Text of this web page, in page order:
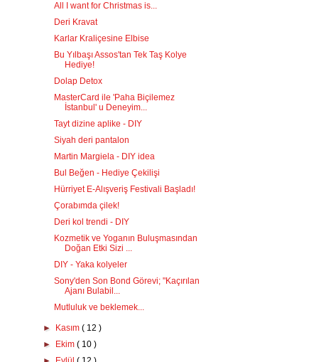
All I want for Christmas is...
Deri Kravat
Karlar Kraliçesine Elbise
Bu Yılbaşı Assos'tan Tek Taş Kolye
Hediye!
Dolap Detox
MasterCard ile 'Paha Biçilemez
İstanbul' u Deneyim...
Tayt dizine aplike - DIY
Siyah deri pantalon
Martin Margiela - DIY idea
Bul Beğen - Hediye Çekilişi
Hürriyet E-Alışveriş Festivali Başladı!
Çorabımda çilek!
Deri kol trendi - DIY
Kozmetik ve Yoganın Buluşmasından
Doğan Etki Sizi ...
DIY - Yaka kolyeler
Sony'den Son Bond Görevi; "Kaçırılan
Ajanı Bulabil...
Mutluluk ve beklemek...
► Kasım( 12 )
►
Ekim( 10 )